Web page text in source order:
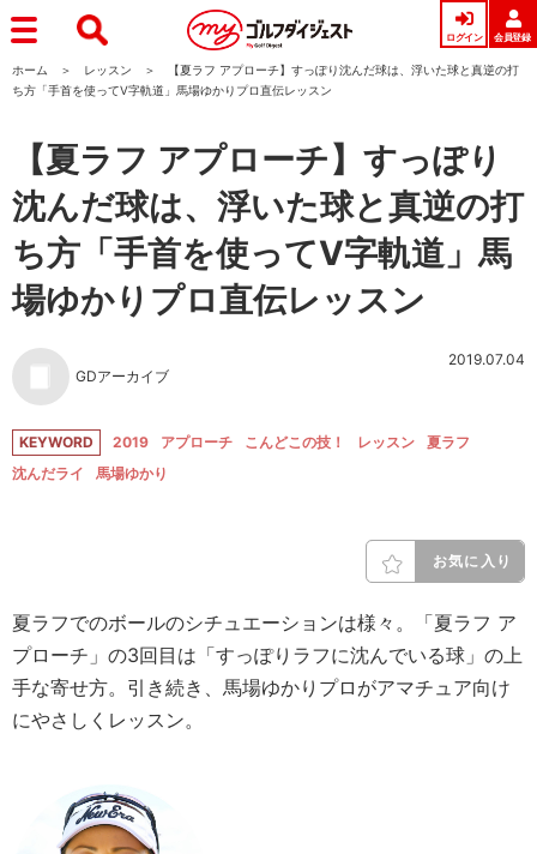
ログイン 会員登録
ホーム レッスン
【夏ラフ アプローチ】すっぽり沈んだ球は、浮いた球と真逆の打
ち方「手首を使ってV字軌道」馬場ゆかりプロ直伝レッスン
【夏ラフ アプローチ】すっぽり
沈んだ球は、浮いた球と真逆の打
ち方「手首を使ってV字軌道」馬
場ゆかりプロ直伝レッスン
GDアーカイブ
2019.07.04
KEYWORD 2019 アプローチ こんどこの技！ レッスン
夏ラフ
沈んだライ
馬場ゆかり
お気に入り
夏ラフでのボールのシチュエーションは様々。「夏ラフ ア
プローチ」の3回目は「すっぽりラフに沈んでいる球」の上
手な寄せ方。引き続き、馬場ゆかりプロがアマチュア向け
にやさしくレッスン。